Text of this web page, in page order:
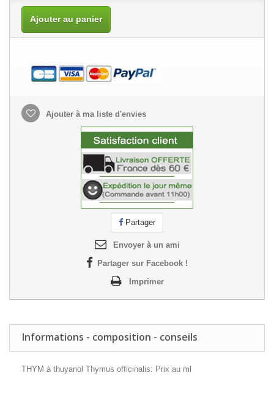
Ajouter au panier
Ajouter à ma liste d'envies
Partager
Envoyer à un ami
Partager sur Facebook !
Imprimer
Informations - composition - conseils
THYM à thuyanol Thymus officinalis: Prix au ml